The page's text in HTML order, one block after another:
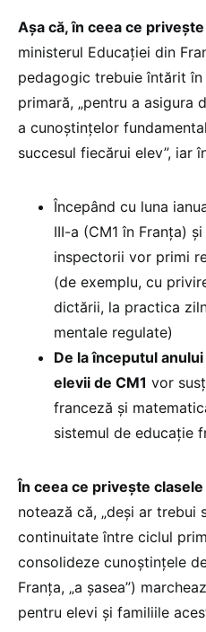
Așa că, în ceea ce
ministerul Educației din
pedagogic trebuie întărit
primară, „pentru a asigura
a cunoștințelor
succesul fiecărui elev”, iar
Începând cu luna
III-a (CM1 în Franța)
inspectorii vor primi
(de exemplu, cu
dictării, la practica
mentale regulate)
De la începutul
elevii de CM1 vor
franceză și
sistemul de educație
În ceea ce privește
notează că, „deși ar trebui
continuitate între ciclul
consolideze cunoștințele
Franța, „a șasea”)
pentru elevi și familiile